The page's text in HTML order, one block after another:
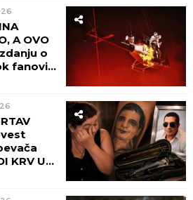
A OVO
o
fanovi
KRV U